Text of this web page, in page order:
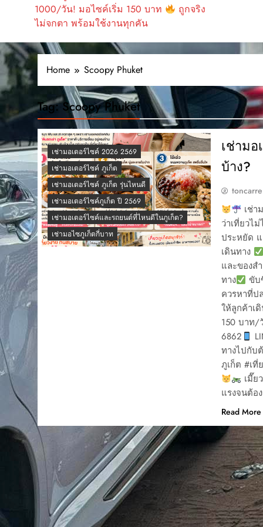
1000/วัน! มอไซค์เริ่ม 150 บาท
ถูกจริง
ไม่จกตา พร้อมใช้งานทุกคัน
Home Scoopy Phuket
Tag:Scoopy Phuket
เช่ามอเตอร์ไซค์ 2026 2569
เช่ามอเตอร์ไซค์ ภูเก็ต
เช่ามอเตอร์ไซค์ ภูเก็ต รุ่นไหนดี
เช่ามอเตอร์ไซค์ภูเก็ต ปี 2569
เช่ามอเตอร์ไซค์และรถยนต์ที่ไหนดีในภูเก็ต?
เช่ามอไซภูเก็ตกี่บาท
เช่าม
บ้าง?
เช่า
ว่าเที่ยวไ
ประหยัด
เดินทาง
และของส
ทาง
ขับ
ควรหาที่ป
ให้ลูกค้าเ
150 บาท/
6862
ทางไปกับ
ภูเก็ต #เที่
เมี๊ย
แรงจนต้อ
Read More